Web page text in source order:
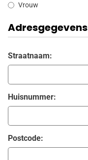
Vrouw
Adresgegevens
Straatnaam:
Huisnummer:
Postcode: